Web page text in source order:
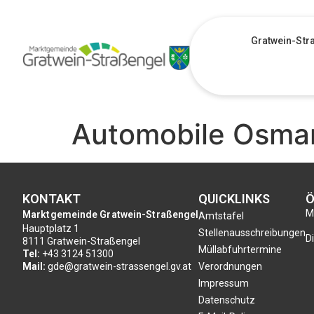
Gratwein-
Automobile
KONTAKT
Marktgemeinde Gratwein-Straßengel
Hauptplatz 1
8111 Gratwein-Straßengel
Tel: +43 3124 51300
Mail: gde@gratwein-strassengel.gv.at
QUICKLINKS
Amtstafel
Stellenausschreibungen
Müllabfuhrtermine
Verordnungen
Impressum
Datenschutz